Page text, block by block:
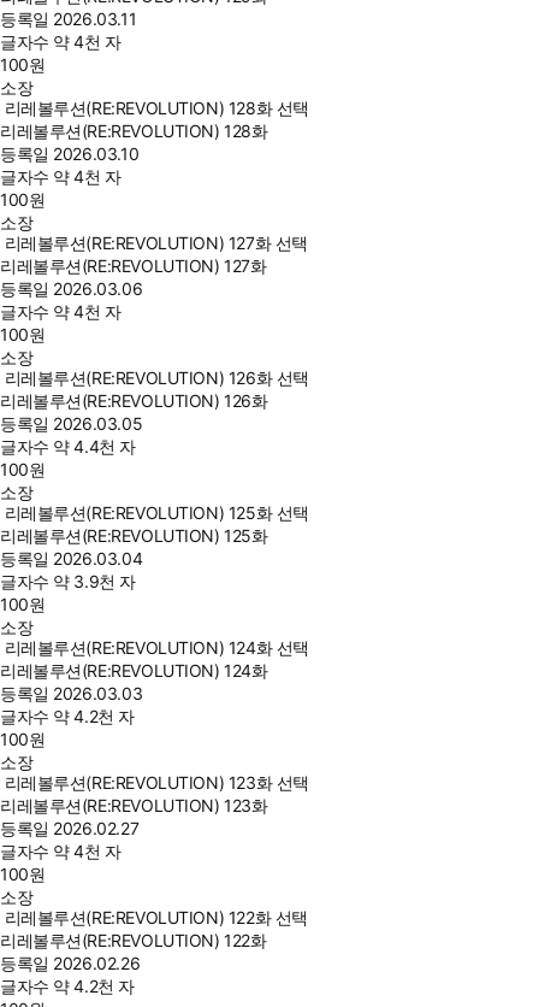
등록일 2026.03.11
글자수 약 4천 자
100원
소장
리레볼루션(RE:REVOLUTION) 128화 선택
리레볼루션(RE:REVOLUTION) 128화
등록일 2026.03.10
글자수 약 4천 자
100원
소장
리레볼루션(RE:REVOLUTION) 127화 선택
리레볼루션(RE:REVOLUTION) 127화
등록일 2026.03.06
글자수 약 4천 자
100원
소장
리레볼루션(RE:REVOLUTION) 126화 선택
리레볼루션(RE:REVOLUTION) 126화
등록일 2026.03.05
글자수 약 4.4천 자
100원
소장
리레볼루션(RE:REVOLUTION) 125화 선택
리레볼루션(RE:REVOLUTION) 125화
등록일 2026.03.04
글자수 약 3.9천 자
100원
소장
리레볼루션(RE:REVOLUTION) 124화 선택
리레볼루션(RE:REVOLUTION) 124화
등록일 2026.03.03
글자수 약 4.2천 자
100원
소장
리레볼루션(RE:REVOLUTION) 123화 선택
리레볼루션(RE:REVOLUTION) 123화
등록일 2026.02.27
글자수 약 4천 자
100원
소장
리레볼루션(RE:REVOLUTION) 122화 선택
리레볼루션(RE:REVOLUTION) 122화
등록일 2026.02.26
글자수 약 4.2천 자